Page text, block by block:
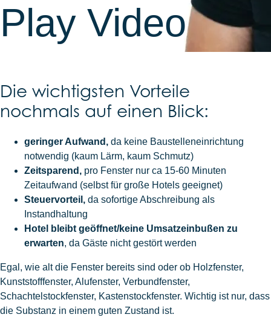
Play Video
Die wichtigsten Vorteile
nochmals auf einen Blick:
geringer Aufwand, da keine Baustelleneinrichtung
notwendig (kaum Lärm, kaum Schmutz)
Zeitsparend, pro Fenster nur ca 15-60 Minuten
Zeitaufwand (selbst für große Hotels geeignet)
Steuervorteil, da sofortige Abschreibung als
Instandhaltung
Hotel bleibt geöffnet/keine Umsatzeinbußen zu
erwarten, da Gäste nicht gestört werden
Egal, wie alt die Fenster bereits sind oder ob Holzfenster,
Kunststofffenster, Alufenster, Verbundfenster,
Schachtelstockfenster, Kastenstockfenster. Wichtig ist nur, dass
die Substanz in einem guten Zustand ist.